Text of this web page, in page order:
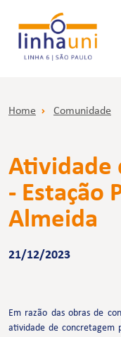
Home Comunidade
Atividade
- Estação
Almeida
21/12/2023
Em razão das obras de
atividade de concretagem